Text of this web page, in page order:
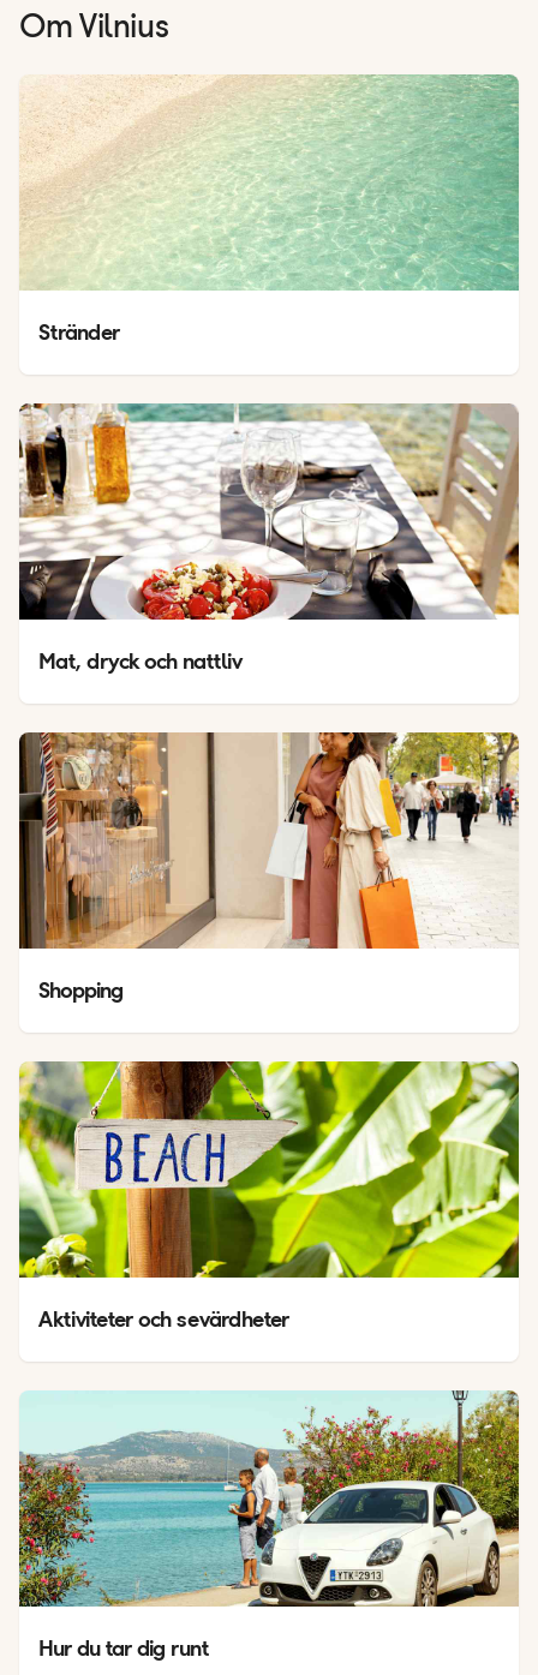
Om Vilnius
Stränder
Mat, dryck och nattliv
Shopping
Aktiviteter och sevärdheter
Hur du tar dig runt